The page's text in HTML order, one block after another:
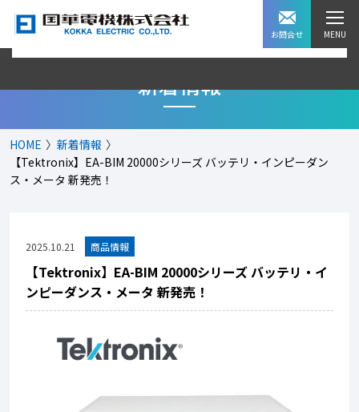
お問合せ
新着情報
HOME
新着情報
【Tektronix】EA-BIM 20000シリーズ バッテリ・インピーダン
ス・メータ 新発売！
2025.10.21
【Tektronix】EA-BIM 20000シリーズ バッテリ・イ
ンピーダンス・メータ 新発売！